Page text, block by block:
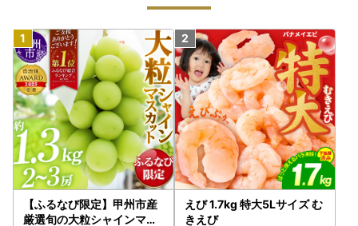
【ふるなび限定】甲州市産
厳選旬の大粒シャインマス
えび 1.7kg 特大5Lサイズ む
きえび